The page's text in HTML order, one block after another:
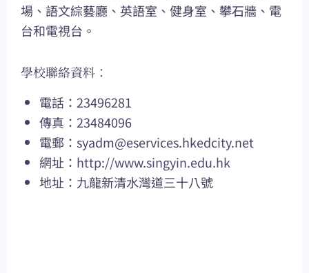
場、語文綜藝廳、英語室、健身室、攀石牆、電
台和電視台。
學校聯絡資料：
電話：23496281
傳真：23484096
電郵： syadm@eservices.hkedcity.net
網址： http://www.singyin.edu.hk
地址：九龍新清水灣道三十八號